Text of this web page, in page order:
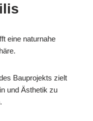
eine naturnahe
Bauprojekts zielt
und Ästhetik zu